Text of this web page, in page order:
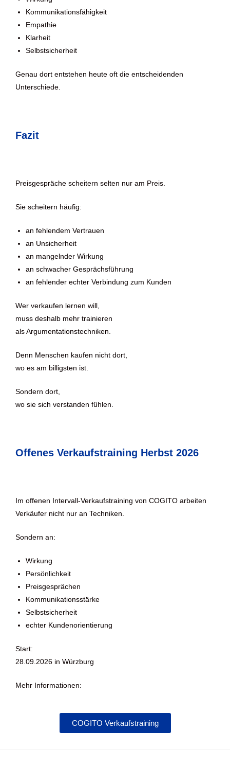
Kommunikationsfähigkeit
Empathie
Klarheit
Selbstsicherheit
Genau dort entstehen heute oft die entscheidenden
Unterschiede.
Fazit
Preisgespräche scheitern selten nur am Preis.
Sie scheitern häufig:
an fehlendem Vertrauen
an Unsicherheit
an mangelnder Wirkung
an schwacher Gesprächsführung
an fehlender echter Verbindung zum Kunden
Wer verkaufen lernen will,
muss deshalb mehr trainieren
als Argumentationstechniken.
Denn Menschen kaufen nicht dort,
wo es am billigsten ist.
Sondern dort,
wo sie sich verstanden fühlen.
Offenes Verkaufstraining Herbst 2026
Im offenen Intervall-Verkaufstraining von COGITO arbeiten
Verkäufer nicht nur an Techniken.
Sondern an:
Wirkung
Persönlichkeit
Preisgesprächen
Kommunikationsstärke
Selbstsicherheit
echter Kundenorientierung
Start:
28.09.2026 in Würzburg
Mehr Informationen:
COGITO Verkaufstraining